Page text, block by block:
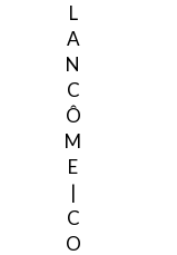
L
A
N
C
Ô
M
E
|
C
O